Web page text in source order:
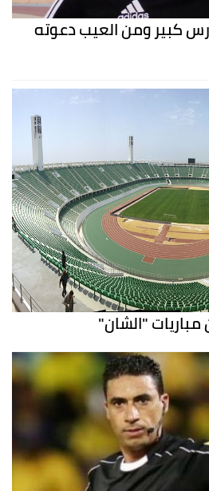
كبير ومن العيب دعوته
مباريات "الشان"